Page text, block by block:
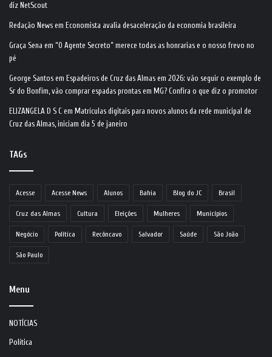
diz NetScout
Redação News em Economista avalia desaceleração da economia brasileira
Graça Sena em “O Agente Secreto” merece todas as honrarias e o nosso frevo no
pé
George Santos em Espadeiros de Cruz das Almas em 2026: vão seguir o exemplo de
Sr do Bonfim, vão comprar espadas prontas em MG? Confira o que diz o promotor
ELIZANGELA D S C em Matrículas digitais para novos alunos da rede municipal de
Cruz das Almas, iniciam dia 5 de janeiro
TAGs
Acesse Acesse News Alunos Bahia Blog do JC Brasil
Cruz das Almas Cultura Eleições Mulheres Municípios
Negócio Política Recôncavo Salvador Saúde São João
São Paulo
Menu
NOTÍCIAS
Política